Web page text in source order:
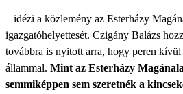
– idézi a közlemény az Esterházy
igazgatóhelyettesét. Czigány Balázs
továbbra is nyitott arra, hogy peren
állammal. Mint az Esterházy
semmiképpen sem szeretnék a